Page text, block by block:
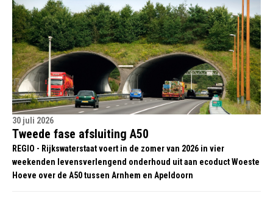
30 juli 2026
Tweede fase afsluiting A50
REGIO - Rijkswaterstaat voert in de zomer van 2026 in vier
weekenden levensverlengend onderhoud uit aan ecoduct Woeste
Hoeve over de A50 tussen Arnhem en Apeldoorn